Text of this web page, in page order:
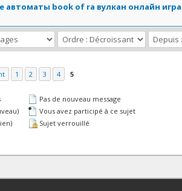
автоматы book of ra вулкан онлайн
0 sur 5 en moyenne
12345
1 2 3 4 5
Pas de nouveau message
Vous avez participé à ce sujet
Sujet verrouillé
Retourner en haut Version bas-débit